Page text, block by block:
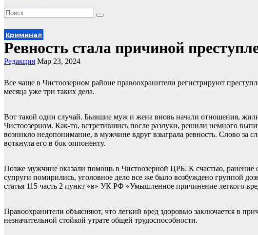
Криминал
Ревность стала причиной
Редакция Мар 23, 2024
Все чаще в Чистоозерном районе правоохранители регистрируют
месяца уже три таких дела.
Вот такой один случай. Бывшие муж и жена вновь начали отношения,
Чистоозерном. Как-то, встретившись после разлуки, решили немного
возникло недопонимание, в мужчине вдруг взыграла ревность. Слово за
воткнула его в бок оппоненту.
Позже мужчине оказали помощь в Чистоозерной ЦРБ. К счастью, ранение
супруги помирились, уголовное дело все же было возбуждено группой
статья 115 часть 2 пункт «в» УК РФ «Умышленное причинение легкого
Правоохранители объясняют, что легкий вред здоровью заключается в
незначительной стойкой утрате общей трудоспособности.